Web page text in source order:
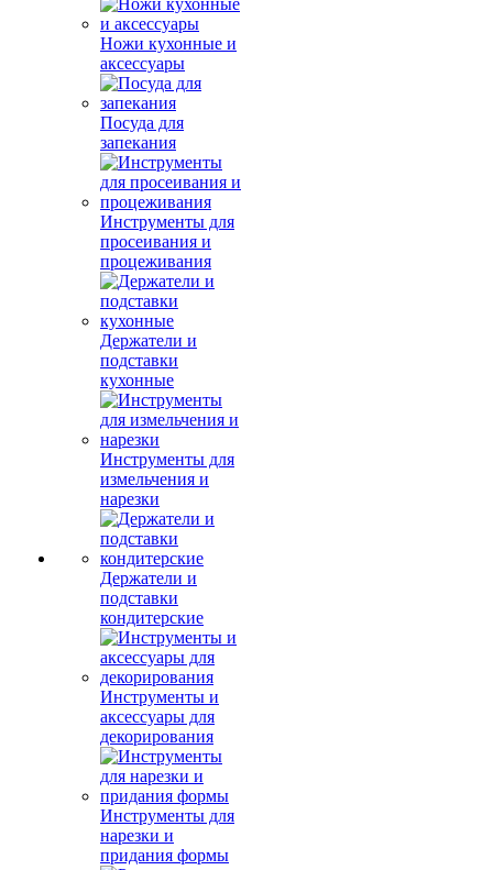
Ножи кухонные и
аксессуары
Посуда для
запекания
Инструменты для
просеивания и
процеживания
Держатели и
подставки
кухонные
Инструменты для
измельчения и
нарезки
Держатели и
подставки
кондитерские
Инструменты и
аксессуары для
декорирования
Инструменты для
нарезки и
придания формы